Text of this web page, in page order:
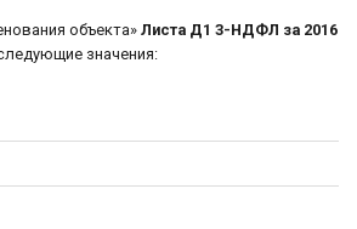
объекта» Листа Д1 3-НДФЛ за 2016
значения: